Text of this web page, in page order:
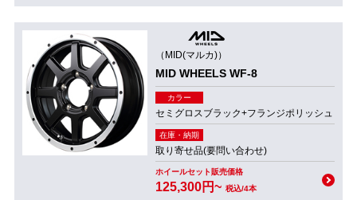
（MID(マルカ)）
MID WHEELS WF-8
カラー
セミグロスブラック+フランジポリッシュ
在庫・納期
取り寄せ品(要問い合わせ)
ホイールセット販売価格
125,300円~ 税込/4本